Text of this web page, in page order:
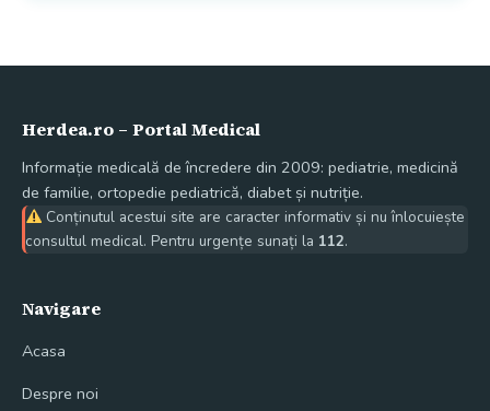
Herdea.ro – Portal Medical
Informație medicală de încredere din 2009: pediatrie, medicină
de familie, ortopedie pediatrică, diabet și nutriție.
Conținutul acestui site are caracter informativ și nu înlocuiește
consultul medical. Pentru urgențe sunați la 112.
Navigare
Acasa
Despre noi